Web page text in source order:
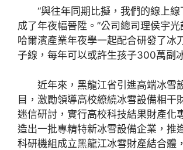
“與往年同期比擬，我們的線上
成了年夜幅晉陞。”公司總司理侯宇
哈爾濱產業年夜學一起配合研發了冰
子線，每年可以或許生孩子300萬副
近年來，黑龍江省引進高端冰雪
目，激勵領導高校繚繞冰雪設備相干
迷信研討，實行高校科技結果財產化
造出一批專精特新冰雪設備企業，推
科研機組成立黑龍江冰雪財產結合體